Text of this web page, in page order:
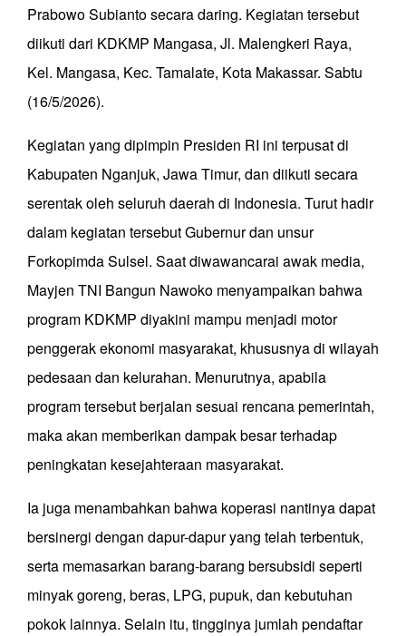
Prabowo Subianto secara daring. Kegiatan tersebut
diikuti dari KDKMP Mangasa, Jl. Malengkeri Raya,
Kel. Mangasa, Kec. Tamalate, Kota Makassar. Sabtu
(16/5/2026).
Kegiatan yang dipimpin Presiden RI ini terpusat di
Kabupaten Nganjuk, Jawa Timur, dan diikuti secara
serentak oleh seluruh daerah di Indonesia. Turut hadir
dalam kegiatan tersebut Gubernur dan unsur
Forkopimda Sulsel. Saat diwawancarai awak media,
Mayjen TNI Bangun Nawoko menyampaikan bahwa
program KDKMP diyakini mampu menjadi motor
penggerak ekonomi masyarakat, khususnya di wilayah
pedesaan dan kelurahan. Menurutnya, apabila
program tersebut berjalan sesuai rencana pemerintah,
maka akan memberikan dampak besar terhadap
peningkatan kesejahteraan masyarakat.
Ia juga menambahkan bahwa koperasi nantinya dapat
bersinergi dengan dapur-dapur yang telah terbentuk,
serta memasarkan barang-barang bersubsidi seperti
minyak goreng, beras, LPG, pupuk, dan kebutuhan
pokok lainnya. Selain itu, tingginya jumlah pendaftar